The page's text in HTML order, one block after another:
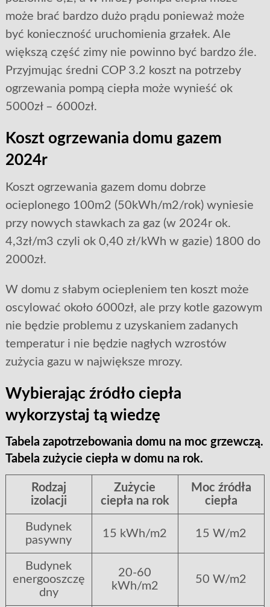
może brać bardzo dużo prądu ponieważ może
być konieczność uruchomienia grzałek. Ale
większą część zimy nie powinno być bardzo źle.
Przyjmując średni COP 3.2 koszt na potrzeby
ogrzewania pompą ciepła może wynieść ok
5000zł – 6000zł.
Koszt ogrzewania domu gazem
2024r
Koszt ogrzewania gazem domu dobrze
ocieplonego 100m2 (50kWh/m2/rok) wyniesie
przy nowych stawkach za gaz (w 2024r ok.
4,3zł/m3 czyli ok 0,40 zł/kWh w gazie) 1800 do
2000zł.
W domu z słabym ociepleniem ten koszt może
oscylować około 6000zł, ale przy kotle gazowym
nie będzie problemu z uzyskaniem zadanych
temperatur i nie będzie nagłych wzrostów
zużycia gazu w największe mrozy.
Wybierając źródło ciepła
wykorzystaj tą wiedzę
Tabela zapotrzebowania domu na moc grzewczą.
Tabela zużycie ciepła w domu na rok.
Rodzaj
izolacji
Zużycie
ciepła na rok
Moc źródła
ciepła
Budynek
pasywny
15 kWh/m2 15 W/m2
Budynek
energooszczę
dny
20-60
kWh/m2
50 W/m2